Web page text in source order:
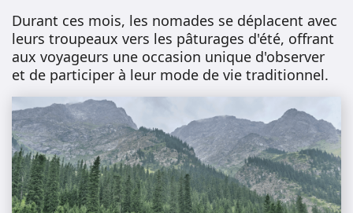
Durant ces mois, les nomades se déplacent avec
leurs troupeaux vers les pâturages d'été, offrant
aux voyageurs une occasion unique d'observer
et de participer à leur mode de vie traditionnel.